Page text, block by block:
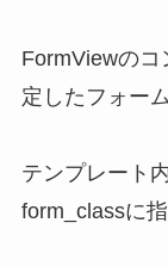
FormViewの
定したフォー
テンプレート
form_classに